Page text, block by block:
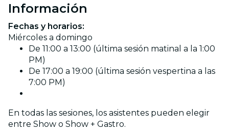
Información
Fechas y horarios:
Miércoles a domingo
De 11:00 a 13:00 (última sesión matinal a la 1:00
PM)
De 17:00 a 19:00 (última sesión vespertina a las
7:00 PM)
En todas las sesiones, los asistentes pueden elegir
entre Show o Show + Gastro.